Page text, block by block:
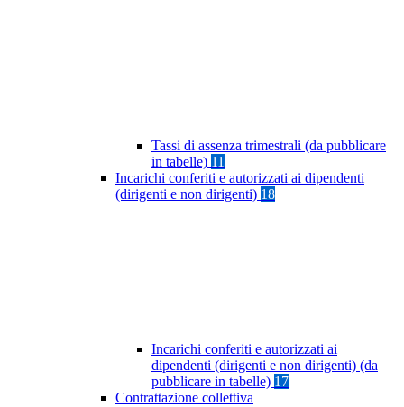
Tassi di assenza trimestrali (da pubblicare
in tabelle) 11
Incarichi conferiti e autorizzati ai dipendenti
(dirigenti e non dirigenti) 18
Incarichi conferiti e autorizzati ai
dipendenti (dirigenti e non dirigenti) (da
pubblicare in tabelle) 17
Contrattazione collettiva